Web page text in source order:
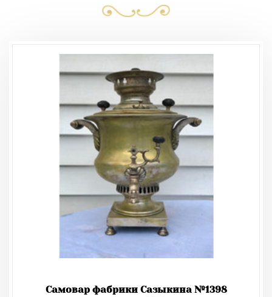
Самовар фабрики Сазыкина №1398